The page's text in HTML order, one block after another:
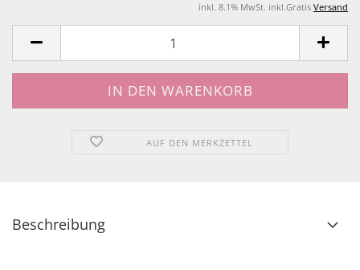
inkl. 8.1% MwSt. inkl.Gratis Versand
AUF DEN MERKZETTEL
Beschreibung